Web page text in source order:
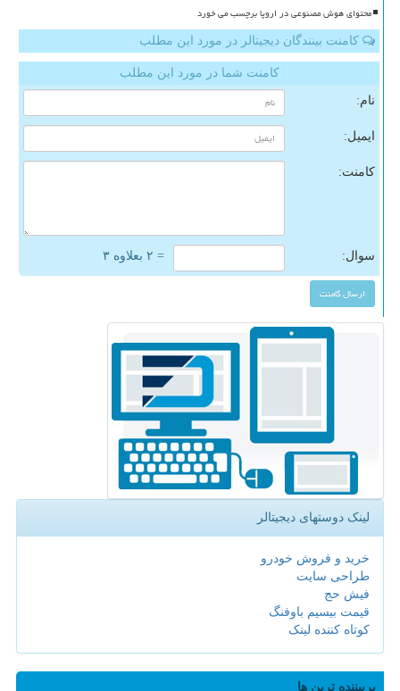
محتوای هوش مصنوعی در اروپا برچسب می خورد
کامنت بینندگان دیجیتالر در مورد این مطلب
کامنت شما در مورد این مطلب
نام:
ایمیل:
کامنت:
سوال: = ۲ بعلاوه ۳
لینک دوستهای دیجیتالر
خرید و فروش خودرو
طراحی سایت
فیش حج
قیمت بیسیم باوفنگ
کوتاه کننده لینک
پربیننده ترین ها